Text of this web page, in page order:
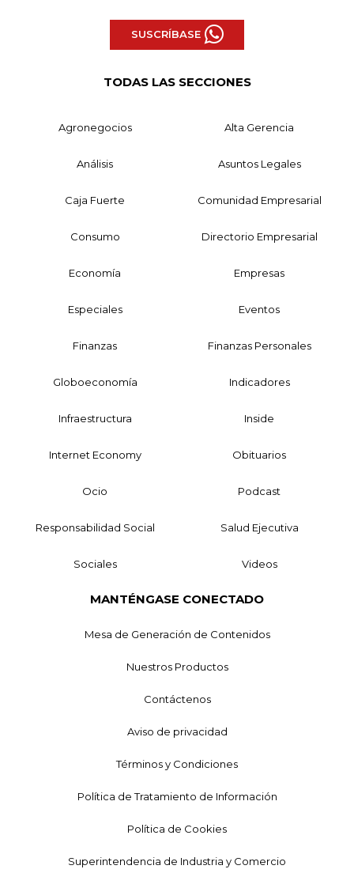
SUSCRÍBASE
TODAS LAS SECCIONES
Agronegocios Alta Gerencia
Análisis Asuntos Legales
Caja Fuerte Comunidad Empresarial
Consumo Directorio Empresarial
Economía Empresas
Especiales Eventos
Finanzas Finanzas Personales
Globoeconomía Indicadores
Infraestructura Inside
Internet Economy Obituarios
Ocio Podcast
Responsabilidad Social Salud Ejecutiva
Sociales Videos
MANTÉNGASE CONECTADO
Mesa de Generación de Contenidos
Nuestros Productos
Contáctenos
Aviso de privacidad
Términos y Condiciones
Política de Tratamiento de Información
Política de Cookies
Superintendencia de Industria y Comercio